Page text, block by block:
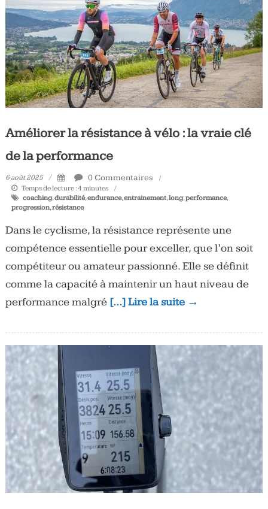
Tous
les
jours,
votre
actualité
vélo
et
triathlon
Améliorer la résistance à vélo : la vraie clé
de la performance
6 août 2025 0 Commentaires
Temps de lecture :4 minutes
coaching,durabilité,endurance,entrainement,long,performance,
progression,résistance
Dans le cyclisme, la résistance représente une
compétence essentielle pour exceller, que l’on soit
compétiteur ou amateur passionné. Elle se définit
comme la capacité à maintenir un haut niveau de
performance malgré […] Lire la suite →